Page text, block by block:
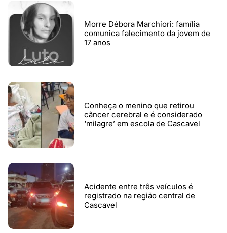
Morre Débora Marchiori: família
comunica falecimento da jovem de
17 anos
Conheça o menino que retirou
câncer cerebral e é considerado
‘milagre’ em escola de Cascavel
Acidente entre três veículos é
registrado na região central de
Cascavel